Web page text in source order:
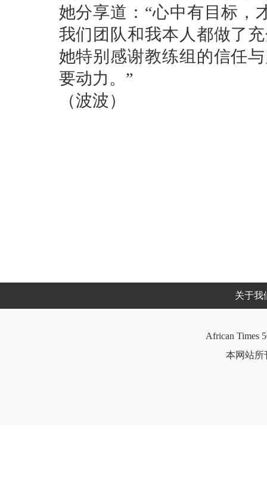
她分享道：“心中有目标，
我们团队和我本人都做了
她特别感谢教练组的信任
要动力。”
（波波）
关于我
African Times
本网站所